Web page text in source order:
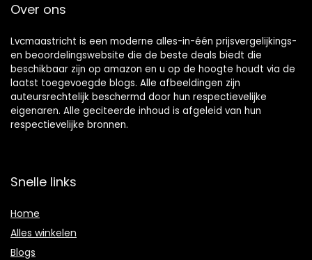
Over ons
Lvcmaastricht is een moderne alles-in-één prijsvergelijkings-
en beoordelingswebsite die de beste deals biedt die
beschikbaar zijn op amazon en u op de hoogte houdt via de
laatst toegevoegde blogs. Alle afbeeldingen zijn
auteursrechtelijk beschermd door hun respectievelijke
eigenaren. Alle geciteerde inhoud is afgeleid van hun
respectievelijke bronnen.
Snelle links
Home
Alles winkelen
Blogs